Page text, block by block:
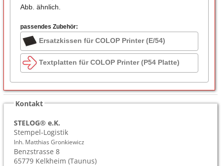
Abb. ähnlich.
passendes Zubehör:
Ersatzkissen für COLOP Printer (E/54)
Textplatten für COLOP Printer (P54 Platte)
Kontakt
STELOG® e.K.
Stempel-Logistik
Inh. Matthias Gronkiewicz
Benzstrasse 8
65779 Kelkheim (Taunus)